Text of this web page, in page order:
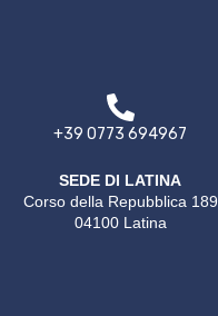
+39 0773 694967
SEDE DI LATINA
Corso della Repubblica 189
04100 Latina